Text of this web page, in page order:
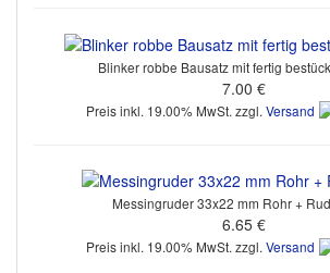
Blinker robbe Bausatz mit fertig
7.00 €
Preis inkl. 19.00% MwSt. zzgl. Versand
Messingruder 33x22 mm Rohr +
6.65 €
Preis inkl. 19.00% MwSt. zzgl. Versand